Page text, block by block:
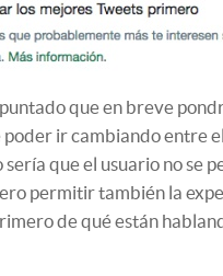
que en breve
ir cambiando entre
que el usuario no se
permitir también la
de qué están